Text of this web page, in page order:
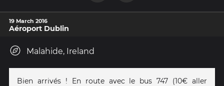
19 March 2016
Aéroport Dublin
Malahide, Ireland
Bien arrivés ! En route avec le bus 747 (10€ aller